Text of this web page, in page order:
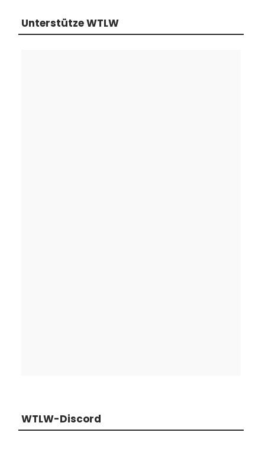
Unterstütze WTLW
WTLW-Discord